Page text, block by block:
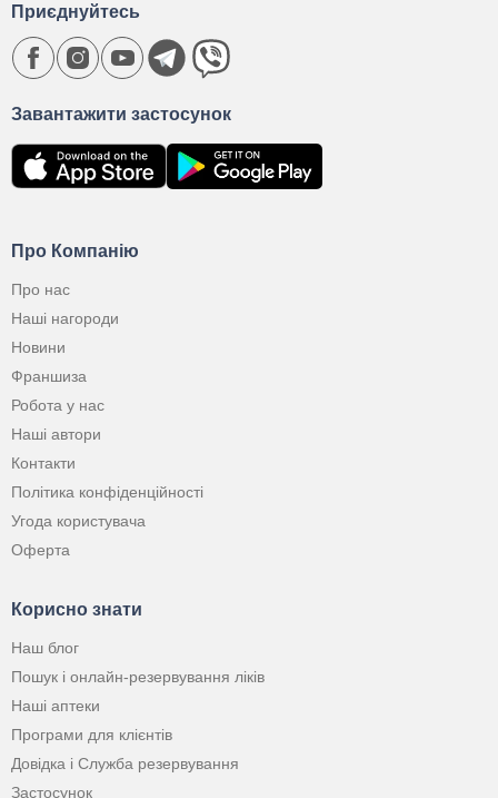
Про Компанію
Про нас
Наші нагороди
Новини
Франшиза
Робота у нас
Наші автори
Контакти
Політика конфіденційності
Угода користувача
Оферта
Корисно знати
Наш блог
Пошук і онлайн-резервування ліків
Наші аптеки
Програми для клієнтів
Довідка і Служба резервування
Застосунок
Завантажити застосунок
Приєднуйтесь